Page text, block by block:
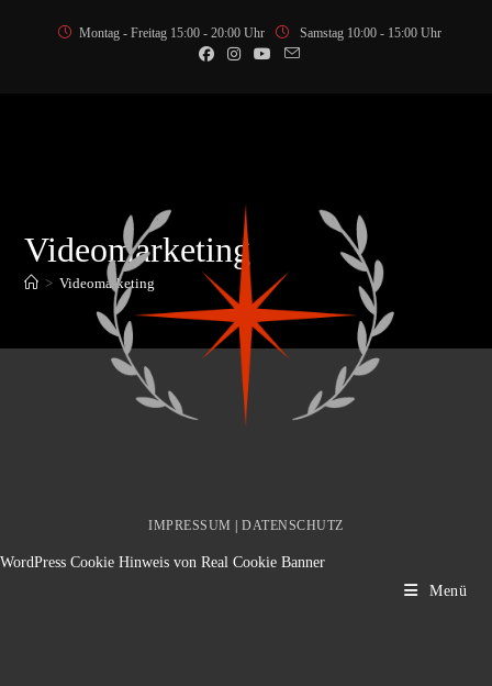
Montag - Freitag 15:00 - 20:00 Uhr Samstag 10:00 - 15:00 Uhr
Menü
Videomarketing
> Videomarketing
IMPRESSUM |DATENSCHUTZ
WordPress Cookie Hinweis von Real Cookie Banner